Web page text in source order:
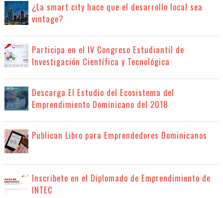
¿La smart city hace que el desarrollo local sea
vintage?
Participa en el IV Congreso Estudiantil de
Investigación Científica y Tecnológica
Descarga El Estudio del Ecosistema del
Emprendimiento Dominicano del 2018
Publican Libro para Emprendedores Dominicanos
Inscribete en el Diplomado de Emprendimiento de
INTEC